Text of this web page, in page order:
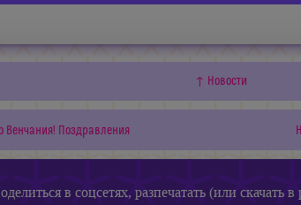
↑ Новости
Поздравления
в соцсетях, разпечатать (или скачать